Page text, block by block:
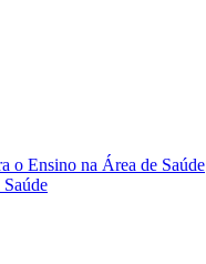
o Ensino na Área de Saúde